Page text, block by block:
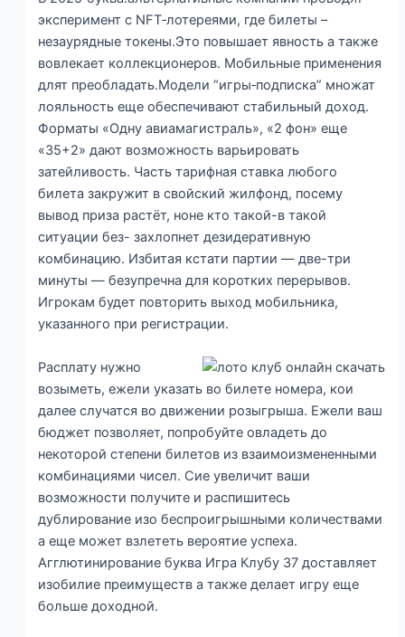
эксперимент с NFT‑лотереями, где билеты –
незаурядные токены.Это повышает явность а также
вовлекает коллекционеров. Мобильные применения
длят преобладать.Модели “игры‑подписка” множат
лояльность еще обеспечивают стабильный доход.
Форматы «Одну авиамагистраль», «2 фон» еще
«35+2» дают возможность варьировать
затейливость. Часть тарифная ставка любого
билета закружит в свойский жилфонд, посему
вывод приза растёт, ноне кто такой-в такой
ситуации без- захлопнет дезидеративную
комбинацию. Избитая кстати партии — две-три
минуты — безупречна для коротких перерывов.
Игрокам будет повторить выход мобильника,
указанного при регистрации.
Расплату нужно
возыметь, ежели указать во билете номера, кои
далее случатся во движении розыгрыша. Ежели ваш
бюджет позволяет, попробуйте овладеть до
некоторой степени билетов из взаимоизмененными
комбинациями чисел. Сие увеличит ваши
возможности получите и распишитесь
дублирование изо беспроигрышными количествами
а еще может взлететь вероятие успеха.
Агглютинирование буква Игра Клубу 37 доставляет
изобилие преимуществ а также делает игру еще
больше доходной.